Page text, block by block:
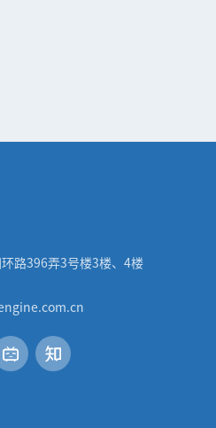
路396弄3号楼3楼、4楼